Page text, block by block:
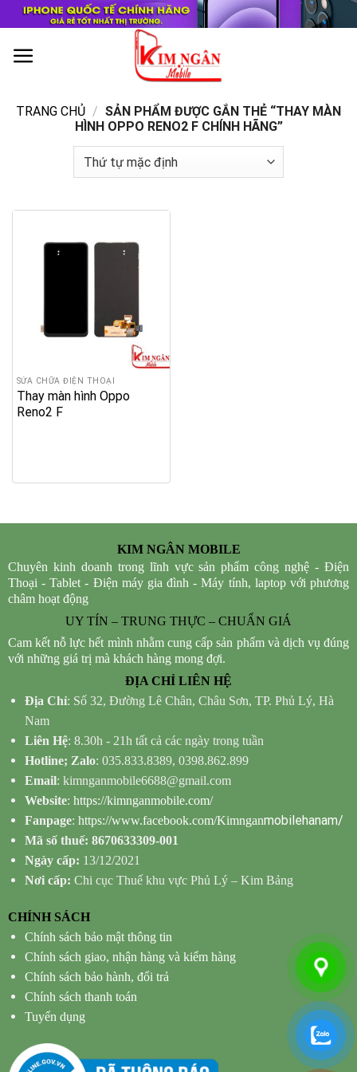
Skip
to
content
TRANG CHỦ / SẢN PHẨM ĐƯỢC GẮN THẺ “THAY MÀN
HÌNH OPPO RENO2 F CHÍNH HÃNG”
SỬA CHỮA ĐIỆN THOẠI
Thay màn hình Oppo
Reno2 F
KIM NGÂN MOBILE
Chuyên kinh doanh trong lĩnh vực sản phẩm công nghệ - Điện
Thoại - Tablet - Điện máy gia đình - Máy tính, laptop với phương
châm hoạt động
UY TÍN – TRUNG THỰC – CHUẨN GIÁ
Cam kết nỗ lực hết mình nhằm cung cấp sản phẩm và dịch vụ đúng
với những giá trị mà khách hàng mong đợi.
ĐỊA CHỈ LIÊN HỆ
Địa Chỉ: Số 32, Đường Lê Chân, Châu Sơn, TP. Phủ Lý, Hà
Nam
Liên Hệ: 8.30h - 21h tất cả các ngày trong tuần
Hotline; Zalo: 035.833.8389, 0398.862.899
Email: kimnganmobile6688@gmail.com
Website: https://kimnganmobile.com/
Fanpage: https://www.facebook.com/Kimnganmobilehanam/
Mã số thuế: 8670633309-001
Ngày cấp: 13/12/2021
Nơi cấp: Chi cục Thuế khu vực Phủ Lý – Kim Bảng
CHÍNH SÁCH
Chính sách bảo mật thông tin
Chính sách giao, nhận hàng và kiểm hàng
Chính sách bảo hành, đổi trả
Chính sách thanh toán
Tuyển dụng